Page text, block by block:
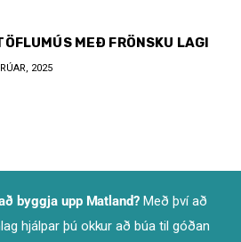
MEÐ FRÖNSKU LAGI
2025
byggja upp Matland?Með því að
hjálpar þú okkur að búa til góðan